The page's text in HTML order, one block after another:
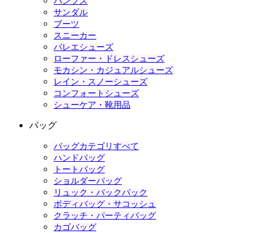
サンダル
ブーツ
スニーカー
バレエシューズ
ローファー・ドレスシューズ
モカシン・カジュアルシューズ
レイン・スノーシューズ
コンフォートシューズ
シューケア・靴用品
バッグ
バッグカテゴリすべて
ハンドバッグ
トートバッグ
ショルダーバッグ
リュック・バックパック
ボディバッグ・サコッシュ
クラッチ・パーティバッグ
カゴバッグ